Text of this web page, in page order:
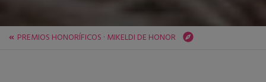
PREMIOS HONORÍFICOS · MIKELDI DE HONOR